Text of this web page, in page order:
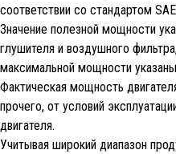
соответствии со стандартом
Значение полезной мощности
глушителя и воздушного
максимальной мощности
Фактическая мощность
прочего, от условий
двигателя.
Учитывая широкий диапазон